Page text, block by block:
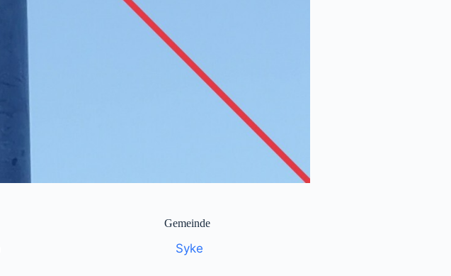
Gemeinde
Syke